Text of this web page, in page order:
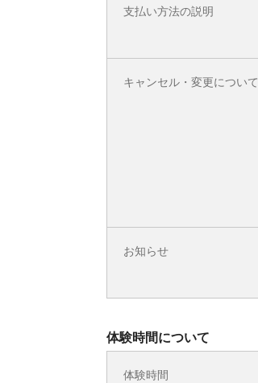
支払い方法の説明
キャンセル・変更について
お知らせ
体験時間について
体験時間